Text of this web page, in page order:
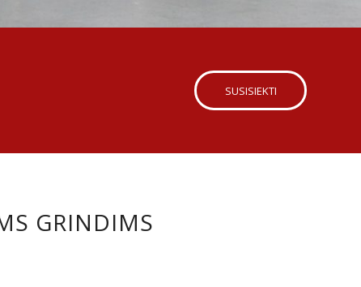
SUSISIEKTI
GRINDIMS